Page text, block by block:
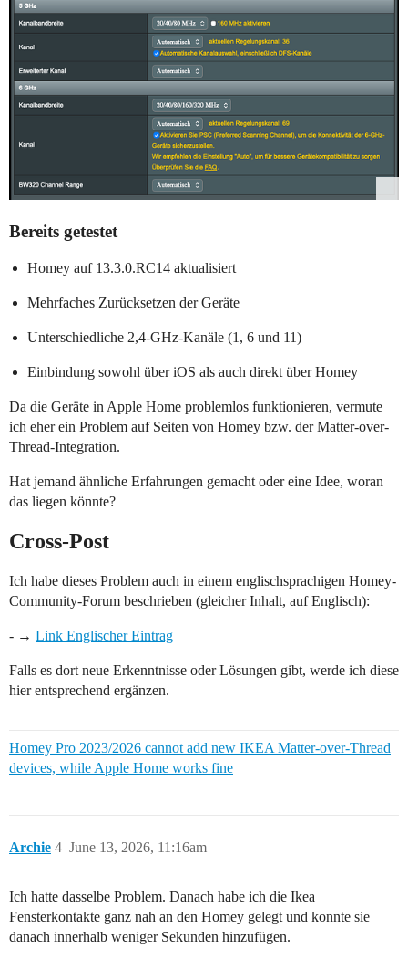
Bereits getestet
Homey auf 13.3.0.RC14 aktualisiert
Mehrfaches Zurücksetzen der Geräte
Unterschiedliche 2,4-GHz-Kanäle (1, 6 und 11)
Einbindung sowohl über iOS als auch direkt über Homey
Da die Geräte in Apple Home problemlos funktionieren, vermute
ich eher ein Problem auf Seiten von Homey bzw. der Matter-over-
Thread-Integration.
Hat jemand ähnliche Erfahrungen gemacht oder eine Idee, woran
das liegen könnte?
Cross-Post
Ich habe dieses Problem auch in einem englischsprachigen Homey-
Community-Forum beschrieben (gleicher Inhalt, auf Englisch):
- → Link Englischer Eintrag
Falls es dort neue Erkenntnisse oder Lösungen gibt, werde ich diese
hier entsprechend ergänzen.
Homey Pro 2023/2026 cannot add new IKEA Matter-over-Thread
devices, while Apple Home works fine
Archie June 13, 2026, 11:16am
4
Ich hatte dasselbe Problem. Danach habe ich die Ikea
Fensterkontakte ganz nah an den Homey gelegt und konnte sie
danach innerhalb weniger Sekunden hinzufügen.